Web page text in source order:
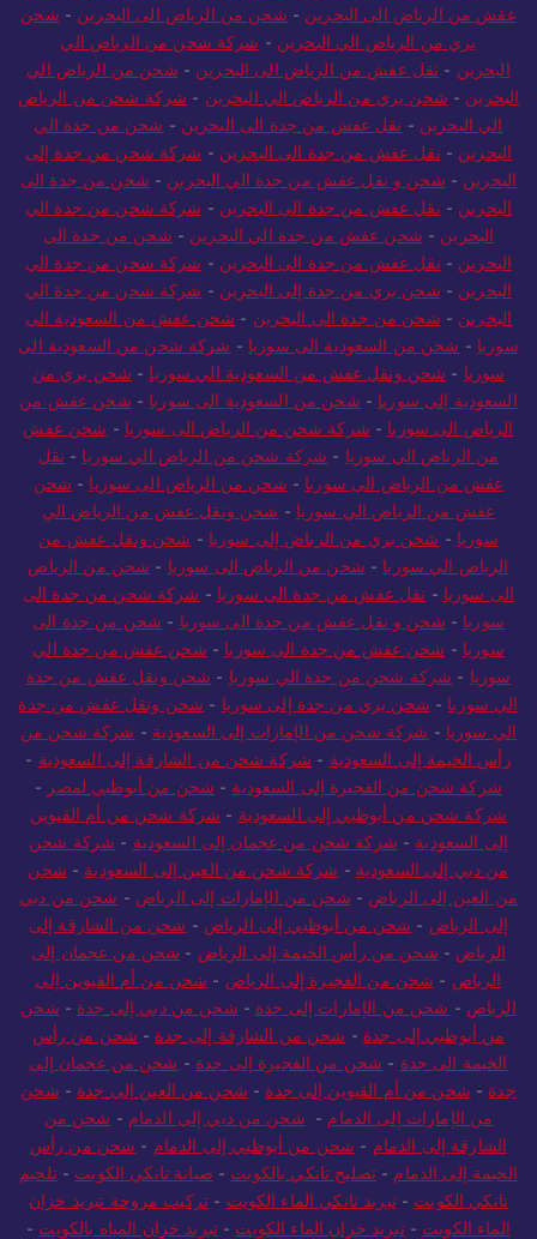
عفش من الرياض الى البحرين - شحن من الرياض الى البحرين - شحن
بري من الرياض الي البحرين - شركة شحن من الرياض الي
البحرين - نقل عفش من الرياض الى البحرين - شحن من الرياض الي
البحرين - شحن بري من الرياض الي البحرين - شركة شحن من الرياض
الي البحرين - نقل عفش من جدة الى البحرين - شحن من جدة الي
البحرين - نقل عفش من جدة الى البحرين - شركة شحن من جدة إلى
البحرين - شحن و نقل عفش من جدة الي البحرين - شحن من جدة الى
البحرين - نقل عفش من جدة الى البحرين - شركة شحن من جدة الي
البحرين - شحن عفش من جدة الي البحرين - شحن من جدة الى
البحرين - نقل عفش من جدة الى البحرين - شركة شحن من جدة الي
البحرين - شحن بري من جدة إلى البحرين - شركة شحن من جدة الي
البحرين - شحن من جدة الى البحرين - شحن عفش من السعودية الى
سوريا - شحن من السعودية الى سوريا - شركة شحن من السعودية الى
سوريا - شحن ونقل عفش من السعودية الي سوريا - شحن بري من
السعودية إلى سوريا - شحن من السعودية الى سوريا - شحن عفش من
الرياض الى سوريا - شركة شحن من الرياض الى سوريا - شحن عفش
من الرياض الي سوريا - شركة شحن من الرياض الي سوريا - نقل
عفش من الرياض الى سوريا - شحن من الرياض الى سوريا - شحن
عفش من الرياض الي سوريا - شحن ونقل عفش من الرياض الي
سوريا - شحن بري من الرياض إلى سوريا - شحن ونقل عفش من
الرياض الي سوريا - شحن من الرياض الى سوريا - شحن من الرياض
الى سوريا - نقل عفش من جدة الى سوريا - شركة شحن من جدة الى
سوريا - شحن و نقل عفش من جدة الى سوريا - شحن من جدة الى
سوريا - شحن عفش من جدة الى سوريا - شحن عفش من جدة الي
سوريا - شركة شحن من جدة الي سوريا - شحن ونقل عفش من جدة
الي سوريا - شحن بري من جدة إلى سوريا - شحن ونقل عفش من جدة
الي سوريا - شركة شحن من الإمارات إلى السعودية - شركة شحن من
رأس الخيمة إلى السعودية - شركة شحن من الشارقة إلى السعودية -
شركة شحن من الفجيرة إلى السعودية - شحن من أبوظبي لمصر -
شركة شحن من أبوظبي إلى السعودية - شركة شحن من أم القيوين
إلى السعودية - شركة شحن من عجمان إلى السعودية - شركة شحن
من دبي إلى السعودية - شركة شحن من العين إلى السعودية - شحن
من العين إلى الرياض - شحن من الإمارات إلى الرياض - شحن من دبي
إلى الرياض - شحن من أبوظبي إلى الرياض - شحن من الشارقة إلى
الرياض - شحن من رأس الخيمة إلى الرياض - شحن من عجمان إلى
الرياض - شحن من الفجيرة إلى الرياض - شحن من أم القيوين إلى
الرياض - شحن من الإمارات إلى جدة - شحن من دبي إلى جدة - شحن
من أبوظبي إلى جدة - شحن من الشارقة إلى جدة - شحن من رأس
الخيمة الى جدة - شحن من الفجيرة إلى جدة - شحن من عجمان إلى
جدة - شحن من أم القيوين إلى جدة - شحن من العين إلى جدة - شحن
من الإمارات إلى الدمام - شحن من دبي إلى الدمام - شحن من
الشارقة إلى الدمام - شحن من أبوظبي إلى الدمام - شحن من رأس
الخيمة إلى الدمام -تصليح تانكي بالكويت - صيانة تانكي الكويت -تلحيم
تانكي الكويت -تبريد تانكي الماء الكويت - تركيب مروحة تبريد خزان
الماء الكويت -تبريد خزان الماء الكويت - تبريد خزان المياه بالكويت -